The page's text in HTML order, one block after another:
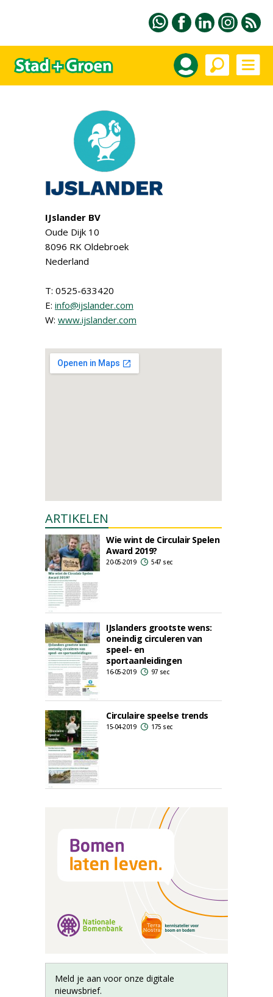
IJslander BV
Oude Dijk 10
8096 RK Oldebroek
Nederland
T: 0525-633420
E: info@ijslander.com
W: www.ijslander.com
ARTIKELEN
Wie wint de Circulair Spelen
Award 2019?
20-05-2019 547 sec
IJslanders grootste wens:
oneindig circuleren van
speel- en
sportaanleidingen
16-05-2019 97 sec
Circulaire speelse trends
15-04-2019 175 sec
Meld je aan voor onze digitale
nieuwsbrief.